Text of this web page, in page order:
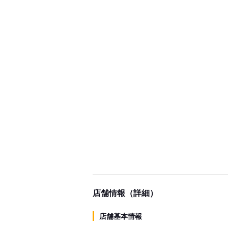
店舗情報（詳細）
店舗基本情報